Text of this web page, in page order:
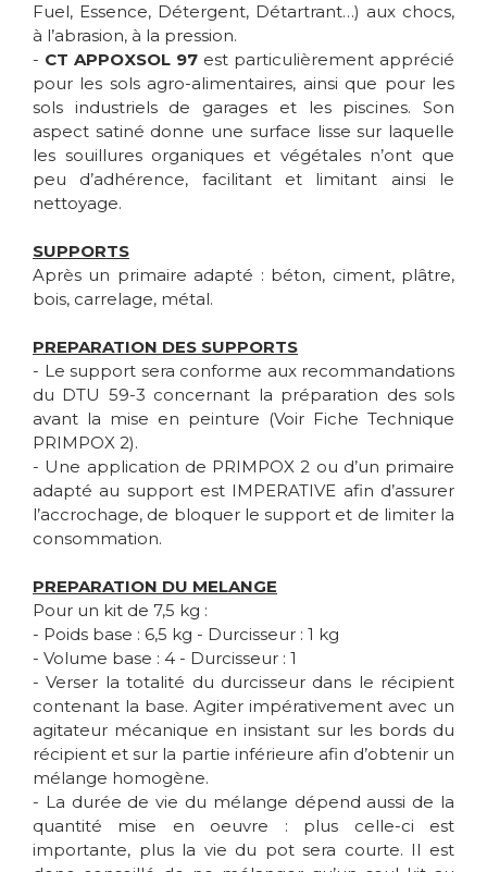
Fuel, Essence, Détergent, Détartrant…) aux chocs,
à l’abrasion, à la pression.
- CT APPOXSOL 97 est particulièrement apprécié
pour les sols agro-alimentaires, ainsi que pour les
sols industriels de garages et les piscines. Son
aspect satiné donne une surface lisse sur laquelle
les souillures organiques et végétales n’ont que
peu d’adhérence, facilitant et limitant ainsi le
nettoyage.
SUPPORTS
Après un primaire adapté : béton, ciment, plâtre,
bois, carrelage, métal.
PREPARATION DES SUPPORTS
- Le support sera conforme aux recommandations
du DTU 59-3 concernant la préparation des sols
avant la mise en peinture (Voir Fiche Technique
PRIMPOX 2).
- Une application de PRIMPOX 2 ou d’un primaire
adapté au support est IMPERATIVE afin d’assurer
l’accrochage, de bloquer le support et de limiter la
consommation.
PREPARATION DU MELANGE
Pour un kit de 7,5 kg :
- Poids base : 6,5 kg - Durcisseur : 1 kg
- Volume base : 4 - Durcisseur : 1
- Verser la totalité du durcisseur dans le récipient
contenant la base. Agiter impérativement avec un
agitateur mécanique en insistant sur les bords du
récipient et sur la partie inférieure afin d’obtenir un
mélange homogène.
- La durée de vie du mélange dépend aussi de la
quantité mise en oeuvre : plus celle-ci est
importante, plus la vie du pot sera courte. Il est